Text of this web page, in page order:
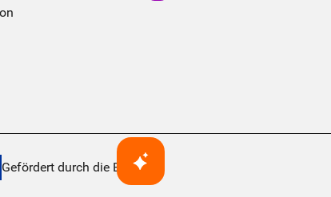
Gefördert durch die EU